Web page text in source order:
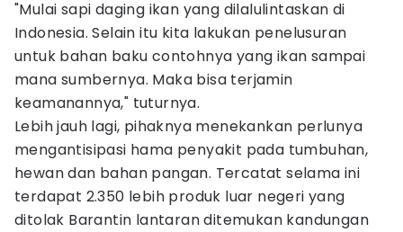
"Mulai sapi daging ikan yang dilalulintaskan di
Indonesia. Selain itu kita lakukan penelusuran
untuk bahan baku contohnya yang ikan sampai
mana sumbernya. Maka bisa terjamin
keamanannya," tuturnya.
Lebih jauh lagi, pihaknya menekankan perlunya
mengantisipasi hama penyakit pada tumbuhan,
hewan dan bahan pangan. Tercatat selama ini
terdapat 2.350 lebih produk luar negeri yang
ditolak Barantin lantaran ditemukan kandungan